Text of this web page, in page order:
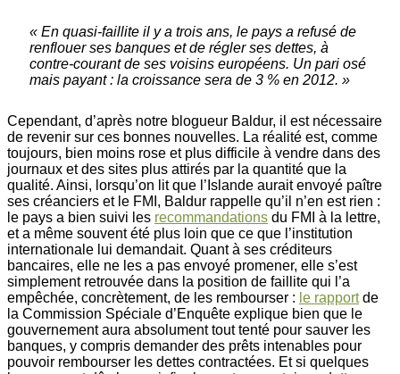
« En quasi-faillite il y a trois ans, le pays a refusé de
renflouer ses banques et de régler ses dettes, à
contre-courant de ses voisins européens. Un pari osé
mais payant : la croissance sera de 3 % en 2012. »
Cependant, d’après notre blogueur Baldur, il est nécessaire
de revenir sur ces bonnes nouvelles. La réalité est, comme
toujours, bien moins rose et plus difficile à vendre dans des
journaux et des sites plus attirés par la quantité que la
qualité. Ainsi, lorsqu’on lit que l’Islande aurait envoyé paître
ses créanciers et le FMI, Baldur rappelle qu’il n’en est rien :
le pays a bien suivi les recommandations du FMI à la lettre,
et a même souvent été plus loin que ce que l’institution
internationale lui demandait. Quant à ses créditeurs
bancaires, elle ne les a pas envoyé promener, elle s’est
simplement retrouvée dans la position de faillite qui l’a
empêchée, concrètement, de les rembourser : le rapportde
la Commission Spéciale d’Enquête explique bien que le
gouvernement aura absolument tout tenté pour sauver les
banques, y compris demander des prêts intenables pour
pouvoir rembourser les dettes contractées. Et si quelques